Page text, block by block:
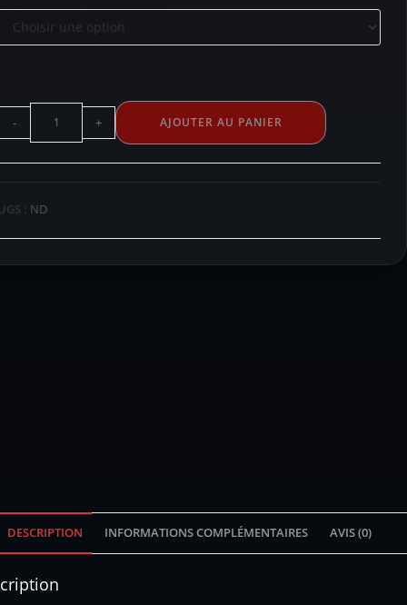
- + AJOUTER AU PANIER
: ND
DESCRIPTION INFORMATIONS COMPLÉMENTAIRES AVIS (0)